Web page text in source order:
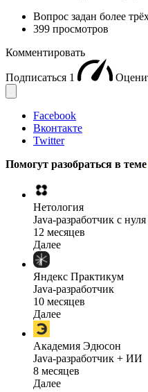
Вопрос задан более
399 просмотров
Комментировать
Подписаться 1
Facebook
Вконтакте
Twitter
Помогут разобраться в теме
Нетология
Java-разработчик с нуля
12 месяцев
Далее
Яндекс Практикум
Java-разработчик
10 месяцев
Далее
Академия Эдюсон
Java-разработчик + ИИ
8 месяцев
Далее